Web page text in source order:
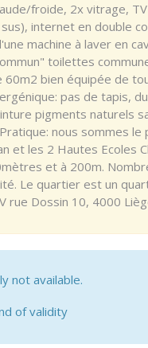
froide, 2x vitrage,
internet en double
machine à laver en
toilettes
60m2 bien équipée de
pas de tapis,
pigments naturels
nous sommes
et les 2 Hautes Ecoles
et à 200m.
Le quartier est un
rue Dossin 10, 4000
not available.
of validity